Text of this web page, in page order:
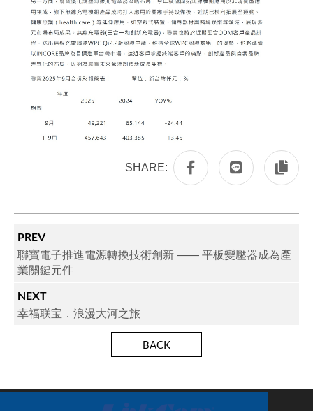
SHARE:
PREV
聯寶電子推進電源轉換技術創新 —— 平板變壓器成為產
業關鍵元件
NEXT
幸福联宝．浪漫大河之旅
BACK